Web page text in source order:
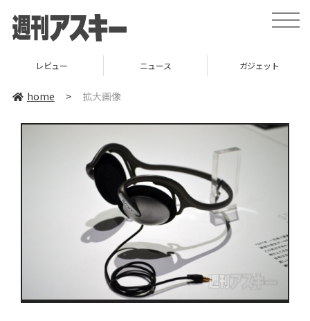
toggle
レビュー ニュース ガジェット
home > 拡大画像